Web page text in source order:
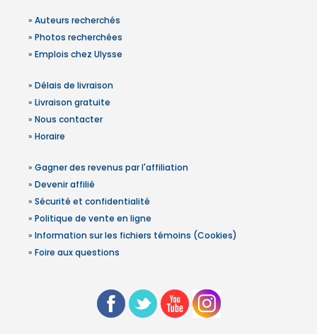
» Auteurs recherchés
» Photos recherchées
» Emplois chez Ulysse
» Délais de livraison
» Livraison gratuite
» Nous contacter
» Horaire
» Gagner des revenus par l'affiliation
» Devenir affilié
» Sécurité et confidentialité
» Politique de vente en ligne
» Information sur les fichiers témoins (Cookies)
» Foire aux questions